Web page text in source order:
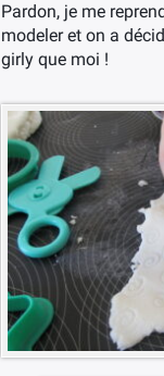
Pardon, je me
modeler et on a
girly que moi !